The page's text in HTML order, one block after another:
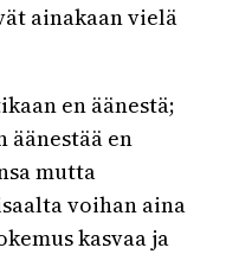
ainakaan vielä
en äänestä;
en
mutta
voihan aina
kasvaa ja